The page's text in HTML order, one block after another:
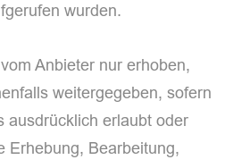
wurden.
Anbieter nur erhoben,
weitergegeben, sofern
ausdrücklich erlaubt oder
Erhebung, Bearbeitung,